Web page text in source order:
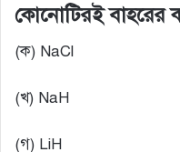
কোনোটিরই বাহরের
(ক) NaCl
(খ) NaH
(গ) LiH